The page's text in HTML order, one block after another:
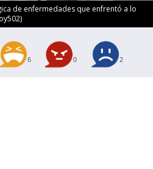
de enfermedades que enfrentó a lo
6 0 2